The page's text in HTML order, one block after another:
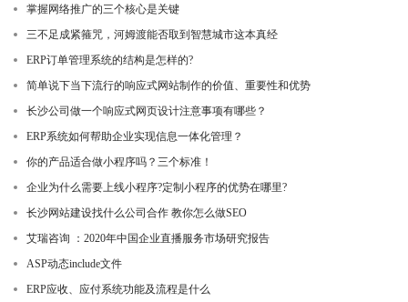
掌握网络推广的三个核心是关键
三不足成紧箍咒，河姆渡能否取到智慧城市这本真经
ERP订单管理系统的结构是怎样的?
简单说下当下流行的响应式网站制作的价值、重要性和优势
长沙公司做一个响应式网页设计注意事项有哪些？
ERP系统如何帮助企业实现信息一体化管理？
你的产品适合做小程序吗？三个标准！
企业为什么需要上线小程序?定制小程序的优势在哪里?
长沙网站建设找什么公司合作 教你怎么做SEO
艾瑞咨询 ：2020年中国企业直播服务市场研究报告
ASP动态include文件
ERP应收、应付系统功能及流程是什么